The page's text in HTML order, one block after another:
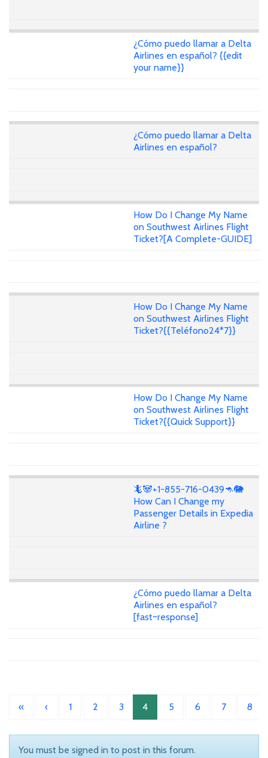
¿Cómo puedo llamar a Delta
Airlines en español? {{edit
your name}}
¿Cómo puedo llamar a Delta
Airlines en español?
How Do I Change My Name
on Southwest Airlines Flight
Ticket?[A Complete-GUIDE]
How Do I Change My Name
on Southwest Airlines Flight
Ticket?{{Teléfono24*7}}
How Do I Change My Name
on Southwest Airlines Flight
Ticket?{{Quick Support}}
🦎🐼+1-855-716-0439🦘🐘
How Can I Change my
Passenger Details in Expedia
Airline ?
¿Cómo puedo llamar a Delta
Airlines en español?
[fast~response]
« ‹ 1 2 3 4 5 6 7 8
You must be signed in to post in this forum.